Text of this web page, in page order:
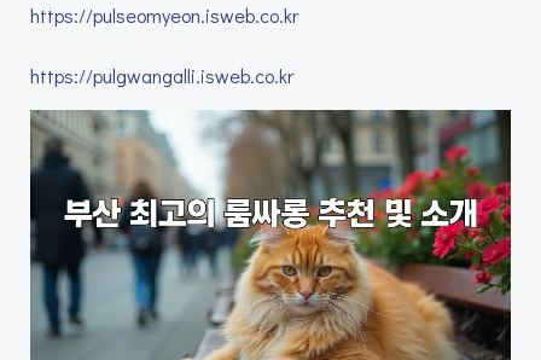
https://pulseomyeon.isweb.co.kr
https://pulgwangalli.isweb.co.kr